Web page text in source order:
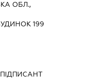
ОБЛ.,
199
ПІДПИСАНТ